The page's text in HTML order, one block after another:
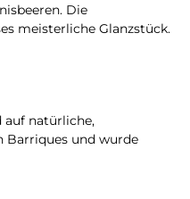
Die
meisterliche Glanzstück.
auf natürliche,
Barriques und wurde